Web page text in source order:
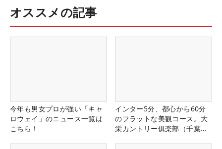
オススメの記事
今年も男女プロが強い「キャ
ロウェイ」のニュース一覧は
こちら！
インター5分、都心から60分
のフラットな美観コース。大
栄カントリー俱楽部（千葉